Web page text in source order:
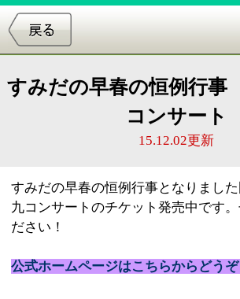
コンサート
すみだの早春の恒例行事となりました国技館5000人第
九コンサートのチケット発売中です。ぜひおでかけく
公式ホームページはこちらからどうぞ！